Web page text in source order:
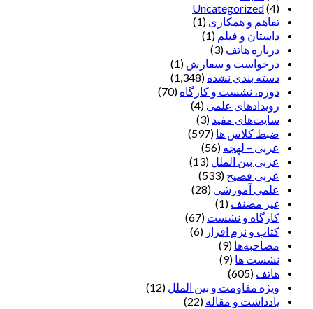
Uncategorized(4)
تفاهم و همکاری (1)
داستان و فیلم (1)
درباره هاتف (3)
درخواست و سفارش (1)
دسته بندی نشده (1,348)
دوره، نشست و کارگاه (70)
رویدادهای علمی (4)
سایت‌های مفید (3)
ضبط کلاس ها (597)
عربی – لهجه (56)
عربی بین الملل (13)
عربی فصیح (533)
علمی آموزشی (28)
غير مصنف (1)
کارگاه و نشست (67)
کتاب و نرم افزار (6)
مصاحبه‌ها (9)
نشست ها (9)
هاتف (605)
ویژه مقاومت و بین الملل (12)
یادداشت‌ و مقاله (22)